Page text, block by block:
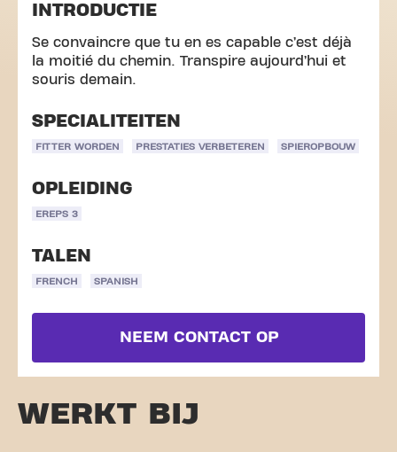
INTRODUCTIE
Se convaincre que tu en es capable c’est déjà
la moitié du chemin. Transpire aujourd’hui et
souris demain.
SPECIALITEITEN
FITTER WORDEN PRESTATIES VERBETEREN SPIEROPBOUW
OPLEIDING
EREPS 3
TALEN
FRENCH SPANISH
NEEM CONTACT OP
WERKT BIJ